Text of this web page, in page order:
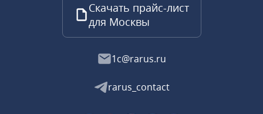
Скачать прайс-лист
для Москвы
1c@rarus.ru
rarus_contact